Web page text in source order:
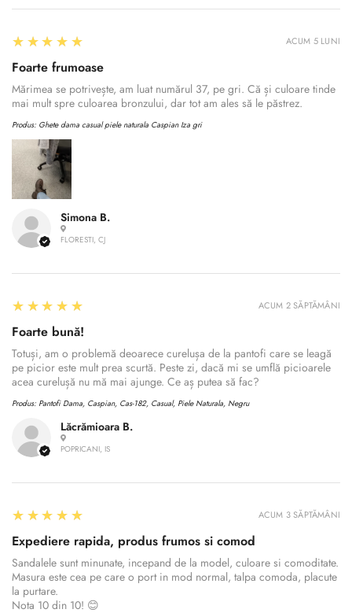
Simona B.
FLORESTI, CJ
5
★★★★★
Foarte frumoase
Mărimea se potrivește, am luat numărul 37, pe gri. Că și culoare tinde
mai mult spre culoarea bronzului, dar tot am ales să le păstrez.
Produs: Ghete dama casual piele naturala Caspian Iza gri
ACUM 5 LUNI
Lăcrămioara B.
POPRICANI, IS
5
★★★★★
Foarte bună!
Totuși, am o problemă deoarece curelușa de la pantofi care se leagă
pe picior este mult prea scurtă. Peste zi, dacă mi se umflă picioarele
acea curelușă nu mă mai ajunge. Ce aș putea să fac?
Produs: Pantofi Dama, Caspian, Cas-182, Casual, Piele Naturala, Negru
ACUM 2 SĂPTĂMÂNI
5
★★★★★
Expediere rapida, produs frumos si comod
Sandalele sunt minunate, incepand de la model, culoare si comoditate.
Masura este cea pe care o port in mod normal, talpa comoda, placute
la purtare.
Nota 10 din 10! 😊
ACUM 3 SĂPTĂMÂNI